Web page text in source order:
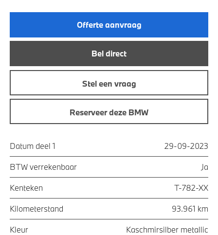
Offerte aanvraag
Bel direct
Stel een vraag
Reserveer deze BMW
Datum deel 1 29-09-2023
BTW verrekenbaar Ja
Kenteken T-782-XX
Kilometerstand 93.961 km
Kleur
Kaschmirsilber metallic